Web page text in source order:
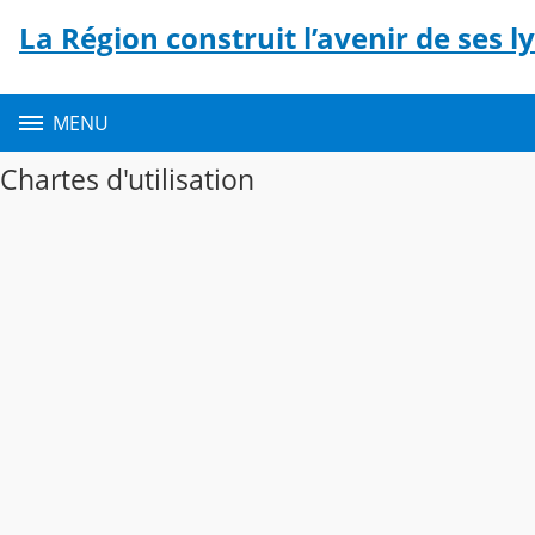
Contenu
La Région construit l’avenir de ses
MENU
Chartes d'utilisation